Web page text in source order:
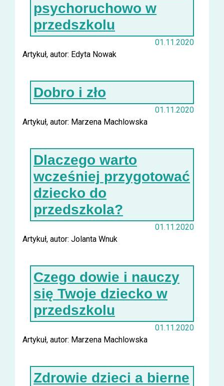
psychoruchowo w
przedszkolu
01.11.2020
Artykuł, autor: Edyta Nowak
Dobro i zło
01.11.2020
Artykuł, autor: Marzena Machlowska
Dlaczego warto
wcześniej przygotować
dziecko do
przedszkola?
01.11.2020
Artykuł, autor: Jolanta Wnuk
Czego dowie i nauczy
się Twoje dziecko w
przedszkolu
01.11.2020
Artykuł, autor: Marzena Machlowska
Zdrowie dzieci a bierne